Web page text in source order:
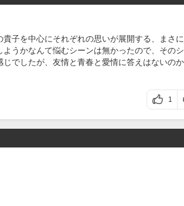
子を中心にそれぞれの思いが展開する、まさ
うかなんて悩むシーンは無かったので、その
でしたが、友情と青春と愛情に答えはないの
1